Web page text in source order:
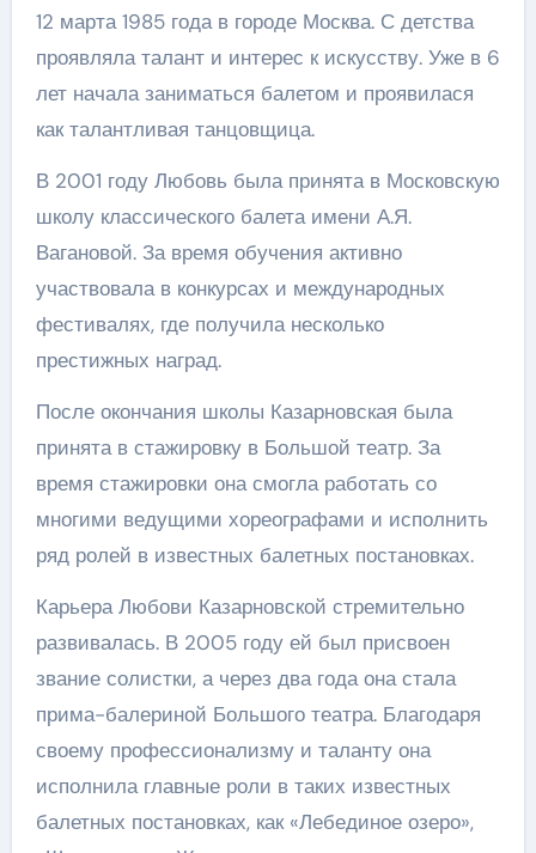
12 марта 1985 года в городе Москва. С детства
проявляла талант и интерес к искусству. Уже в 6
лет начала заниматься балетом и проявилася
как талантливая танцовщица.
В 2001 году Любовь была принята в Московскую
школу классического балета имени А.Я.
Вагановой. За время обучения активно
участвовала в конкурсах и международных
фестивалях, где получила несколько
престижных наград.
После окончания школы Казарновская была
принята в стажировку в Большой театр. За
время стажировки она смогла работать со
многими ведущими хореографами и исполнить
ряд ролей в известных балетных постановках.
Карьера Любови Казарновской стремительно
развивалась. В 2005 году ей был присвоен
звание солистки, а через два года она стала
прима-балериной Большого театра. Благодаря
своему профессионализму и таланту она
исполнила главные роли в таких известных
балетных постановках, как «Лебединое озеро»,